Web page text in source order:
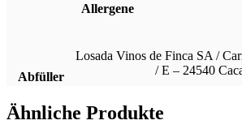
Allergene
Abfüller
Losada Vinos de Finca SA /
/ E – 24540
Ähnliche Produkte